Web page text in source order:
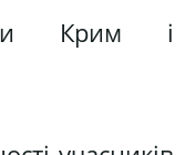
Крим і